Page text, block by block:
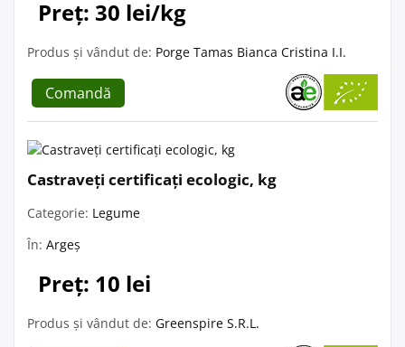
Preț: 30 lei/kg
Produs și vândut de: Porge Tamas Bianca Cristina I.I.
Comandă
Castraveți certificați ecologic, kg
Categorie: Legume
În: Argeș
Preț: 10 lei
Produs și vândut de: Greenspire S.R.L.